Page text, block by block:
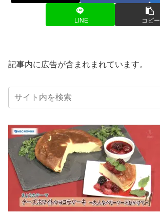
LINE コピー
記事内に広告が含まれまれています。